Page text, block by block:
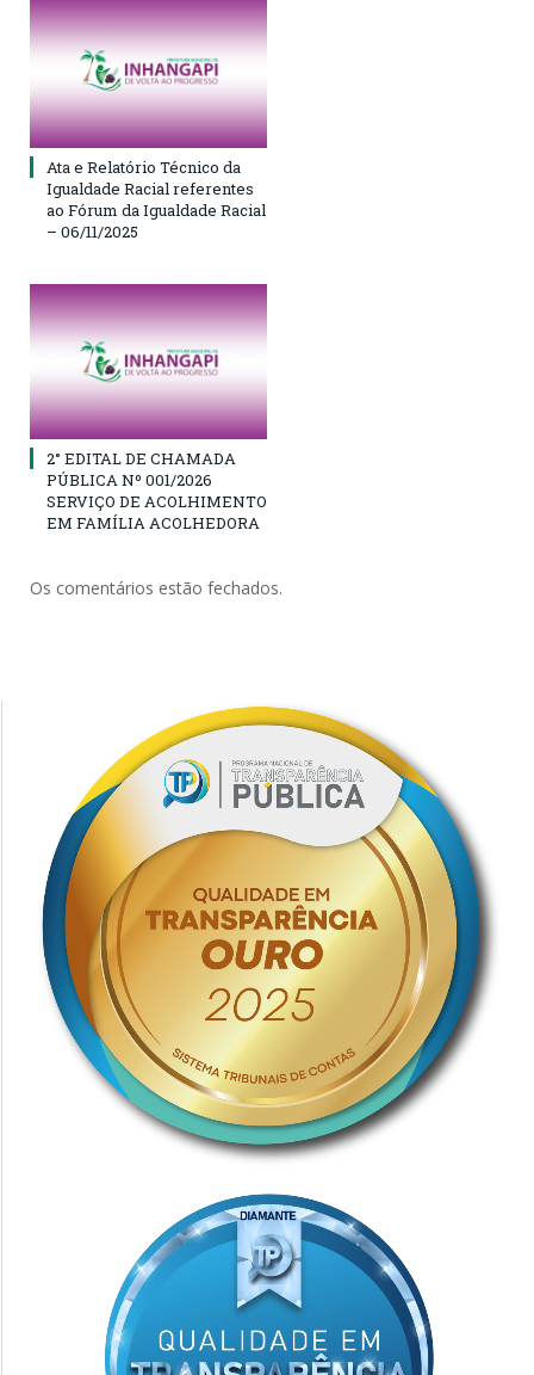
Ata e Relatório Técnico da
Igualdade Racial referentes
ao Fórum da Igualdade Racial
– 06/11/2025
2° EDITAL DE CHAMADA
PÚBLICA Nº 001/2026
SERVIÇO DE ACOLHIMENTO
EM FAMÍLIA ACOLHEDORA
Os comentários estão fechados.